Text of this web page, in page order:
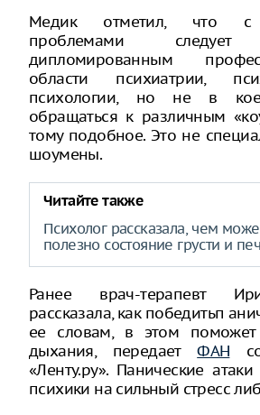
Медик отметил, что с
проблемами
дипломированным
области психиатрии,
психологии, но не в
обращаться к различным
тому подобное. Это не
шоумены.
Читайте также
Психолог рассказала, чем
полезно состояние грусти и
Ранее врач-терапевт
рассказала, как победитьп
ее словам, в этом поможет
дыхания, передаетФАН
«Ленту.ру». Панические
психики на сильный стресс